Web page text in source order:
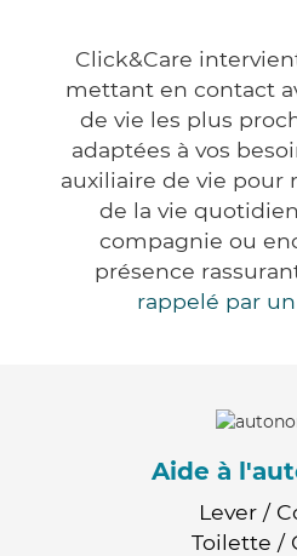
Click&Care
mettant en contact
de vie les plus
adaptées à vos
auxiliaire de vie pour
de la vie
compagnie ou
présence
rappelé par
Aide à
Lever /
Toilette /